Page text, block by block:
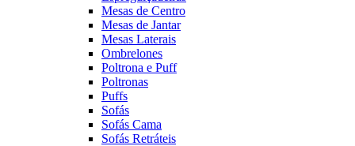
Mesas de Centro
Mesas de Jantar
Mesas Laterais
Ombrelones
Poltrona e Puff
Poltronas
Puffs
Sofás
Sofás Cama
Sofás Retráteis